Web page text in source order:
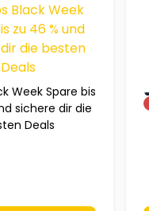
Week Spare bis
sichere dir die
Deals